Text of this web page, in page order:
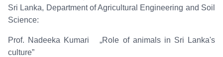
Sri Lanka, Department of Agricultural Engineering and Soil
Science:
Prof. Nadeeka Kumari „Role of animals in Sri Lanka's
culture”